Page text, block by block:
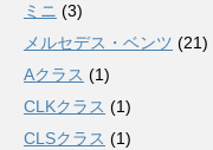
ミニ (3)
メルセデス・ベンツ (21)
Aクラス (1)
CLKクラス (1)
CLSクラス (1)